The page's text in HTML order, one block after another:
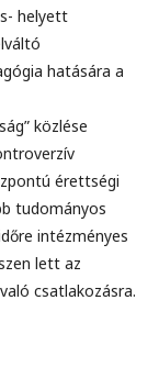
helyett
hatására a
közlése
érettségi
tudományos
intézményes
lett az
csatlakozásra.